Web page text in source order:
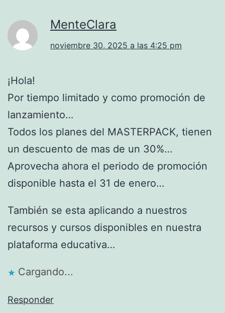
MenteClara
noviembre 30, 2025 a las 4:25 pm
¡Hola!
Por tiempo limitado y como promoción de
lanzamiento…
Todos los planes del MASTERPACK, tienen
un descuento de mas de un 30%…
Aprovecha ahora el periodo de promoción
disponible hasta el 31 de enero…
También se esta aplicando a nuestros
recursos y cursos disponibles en nuestra
plataforma educativa…
Cargando...
Responder